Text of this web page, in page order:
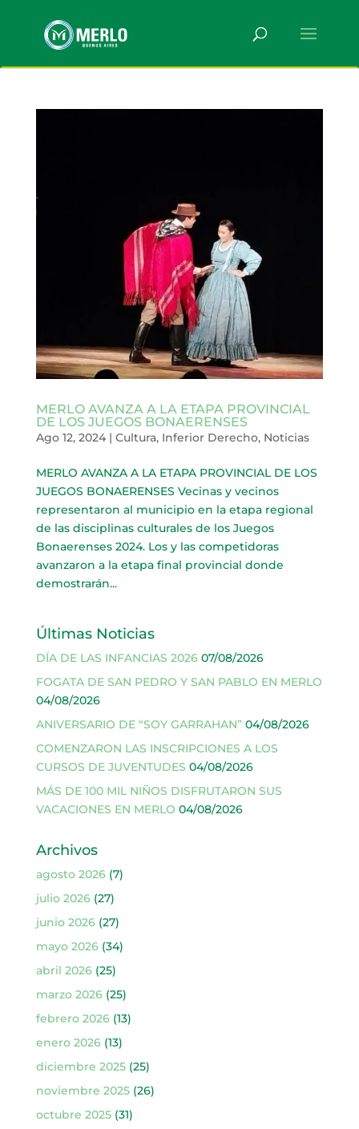
MERLO AVANZA A LA ETAPA PROVINCIAL
DE LOS JUEGOS BONAERENSES
Ago 12, 2024| Cultura, Inferior Derecho, Noticias
MERLO AVANZA A LA ETAPA PROVINCIAL DE LOS
JUEGOS BONAERENSES Vecinas y vecinos
representaron al municipio en la etapa regional
de las disciplinas culturales de los Juegos
Bonaerenses 2024. Los y las competidoras
avanzaron a la etapa final provincial donde
demostrarán...
Últimas Noticias
DÍA DE LAS INFANCIAS 2026 07/08/2026
FOGATA DE SAN PEDRO Y SAN PABLO EN MERLO
04/08/2026
ANIVERSARIO DE “SOY GARRAHAN” 04/08/2026
COMENZARON LAS INSCRIPCIONES A LOS
CURSOS DE JUVENTUDES 04/08/2026
MÁS DE 100 MIL NIÑOS DISFRUTARON SUS
VACACIONES EN MERLO 04/08/2026
Archivos
agosto 2026(7)
julio 2026(27)
junio 2026(27)
mayo 2026(34)
abril 2026(25)
marzo 2026(25)
febrero 2026(13)
enero 2026(13)
diciembre 2025(25)
noviembre 2025(26)
octubre 2025(31)